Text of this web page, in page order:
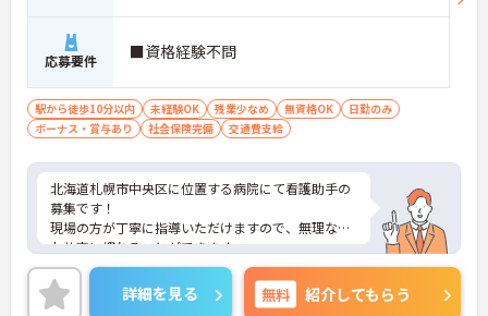
応募要件 ■資格経験不問
駅から徒歩10分以内 未経験OK 残業少なめ 無資格OK
日勤のみ
ボーナス・賞与あり
社会保険完備 交通費支給
北海道札幌市中央区に位置する病院にて看護助手の
募集です！
現場の方が丁寧に指導いただけますので、無理なく
お仕事に慣れることができます。
ご興味ある方には、面接対策ポイントなど、さらに
詳細をお話しいたしますのでお気軽にご相談くださ
い！
詳細を見る 無料 紹介してもらう